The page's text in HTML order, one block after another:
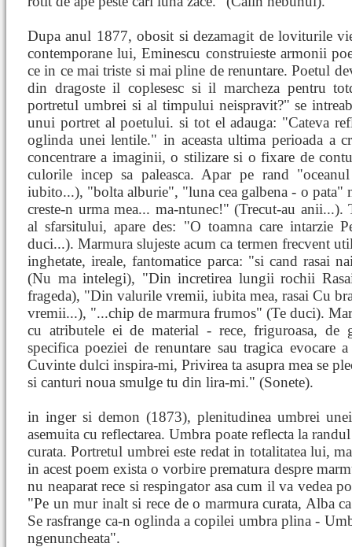
Dupa anul 1877, obosit si dezamagit de loviturile
contemporane lui, Eminescu construieste armonii
ce in ce mai triste si mai pline de renuntare. Poetul
din dragoste il coplesesc si il marcheza pentru
portretul umbrei si al timpului neispravit?" se
unui portret al poetului. si tot el adauga: "Cateva
oglinda unei lentile." in aceasta ultima perioada a
concentrare a imaginii, o stilizare si o fixare de
culorile incep sa paleasca. Apar pe rand
iubito...), "bolta alburie", "luna cea galbena - o pata"
creste-n urma mea... ma-ntunec!" (Trecut-au anii...).
al sfarsitului, apare des: "O toamna care intarzie
duci...). Marmura slujeste acum ca termen frecvent
inghetate, ireale, fantomatice parca: "si cand rasai
(Nu ma intelegi), "Din incretirea lungii rochii
frageda), "Din valurile vremii, iubita mea, rasai Cu
vremii...), "...chip de marmura frumos" (Te duci).
cu atributele ei de material - rece, friguroasa, de
specifica poeziei de renuntare sau tragica evocare
Cuvinte dulci inspira-mi, Privirea ta asupra mea se
si canturi noua smulge tu din lira-mi." (Sonete).
in inger si demon (1873), plenitudinea umbrei
asemuita cu reflectarea. Umbra poate reflecta la
curata. Portretul umbrei este redat in totalitatea lui,
in acest poem exista o vorbire prematura despre
nu neaparat rece si respingator asa cum il va vedea
"Pe un mur inalt si rece de o marmura curata, Alba
Se rasfrange ca-n oglinda a copilei umbra plina -
ngenuncheata".